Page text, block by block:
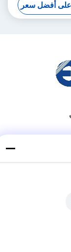
النجارةأفضل سعر